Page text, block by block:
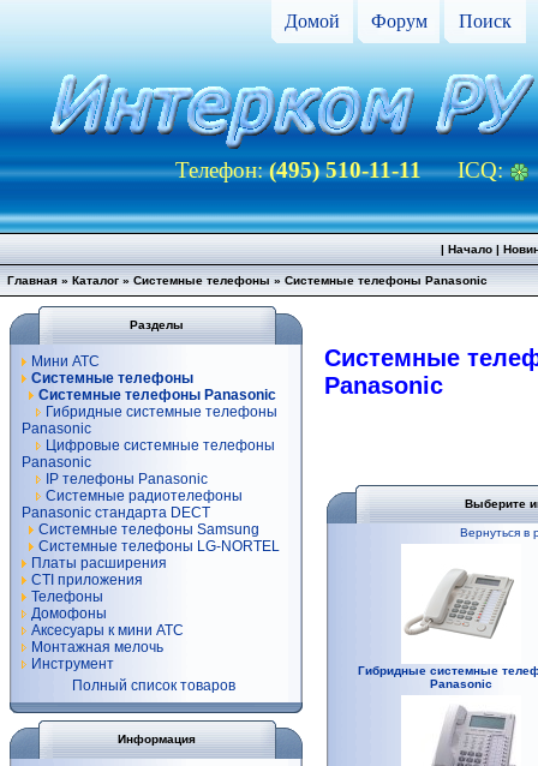
Домой Форум Поиск
Телефон:(495) 510-11-11ICQ:
| Начало|
Главная » Каталог » Системные телефоны » Системные телефоны Panasonic
Разделы
Мини АТС
Системные телефоны
Системные телефоны Panasonic
Гибридные системные телефоны
Panasonic
Цифровые системные телефоны
Panasonic
IP телефоны Panasonic
Системные радиотелефоны
Panasonic стандарта DECT
Системные телефоны Samsung
Системные телефоны LG-NORTEL
Платы расширения
CTI приложения
Телефоны
Домофоны
Аксесуары к мини АТС
Монтажная мелочь
Инструмент
Полный список товаров
Информация
Системные
Panasonic
Выберите
Вернуться в
Гибридные системные
Panasonic